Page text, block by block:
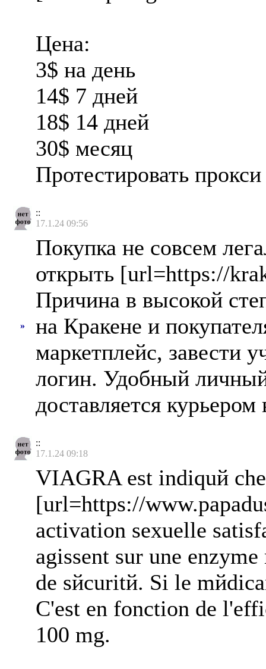
Цена:
3$ на день
14$ 7 дней
18$ 14 дней
30$ месяц
Протестировать
::
17.1.24 09:56
»
Покупка не совсем
открыть [url=https://
Причина в высокой
на Кракене и
маркетплейс, завести
логин. Удобный
доставляется
::
17.1.24 09:18
VIAGRA est indiquй
[url=https://
activation sexuelle
agissent sur une
de sйcuritй. Si le
C'est en fonction de
100 mg.